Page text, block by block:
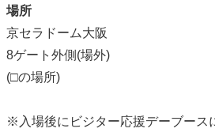
場所
京セラドーム大阪
8ゲート外側(場外)
(□の場所)
※入場後にビジター応援デーブース